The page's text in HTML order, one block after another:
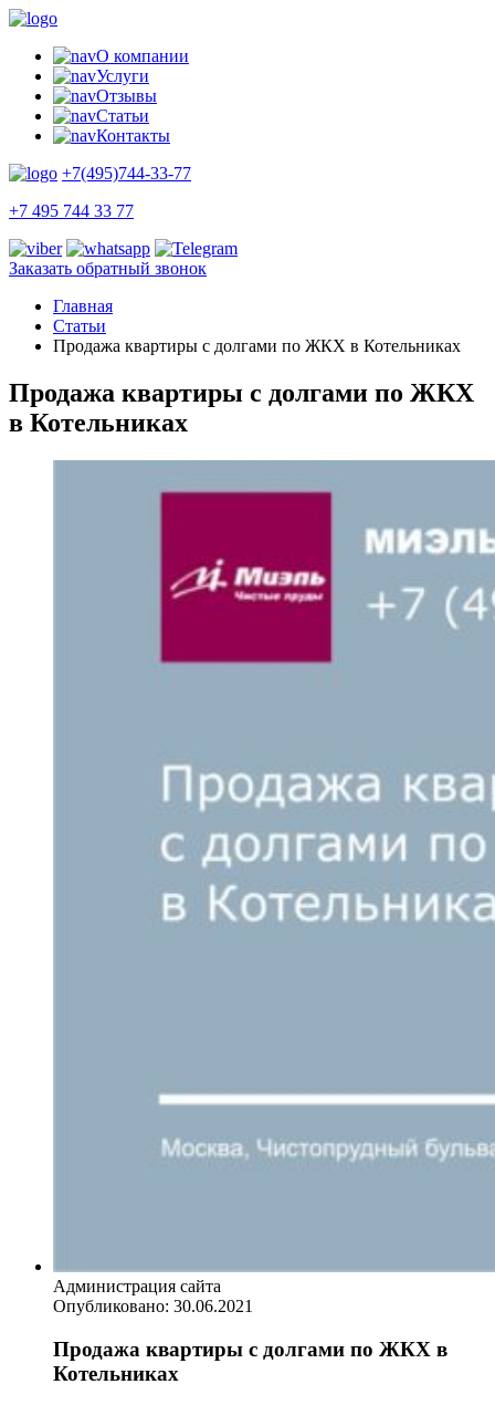
О компании
Услуги
Отзывы
Статьи
Контакты
+7(495)744-33-77
+7 495 744 33 77
Заказать обратный звонок
Главная
Статьи
Продажа квартиры с долгами по ЖКХ в Котельниках
Продажа квартиры с долгами по ЖКХ
в Котельниках
Администрация сайта
Опубликовано: 30.06.2021
Продажа квартиры с долгами по ЖКХ в
Котельниках